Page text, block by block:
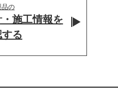
品の
施工情報を
る